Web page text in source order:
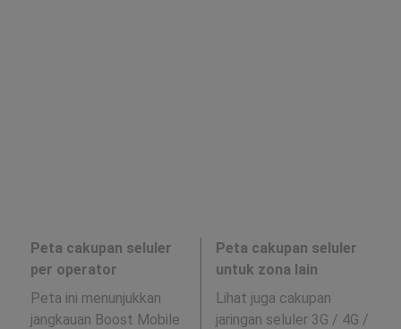
Peta cakupan seluler
per operator
Peta ini menunjukkan
jangkauan Boost Mobile
Peta cakupan seluler
untuk zona lain
Lihat juga cakupan
jaringan seluler 3G / 4G /